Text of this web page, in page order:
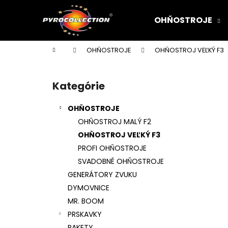
OHŇOSTROJE
Domov OHŇOSTROJE OHŇOSTROJ VEĽKÝ F3
Preskočiť
kategórie
Kategórie
OHŇOSTROJE
OHŇOSTROJ MALÝ F2
OHŇOSTROJ VEĽKÝ F3
PROFI OHŇOSTROJE
SVADOBNÉ OHŇOSTROJE
GENERÁTORY ZVUKU
DYMOVNICE
MR. BOOM
PRSKAVKY
í
Späť
do
Späť
do